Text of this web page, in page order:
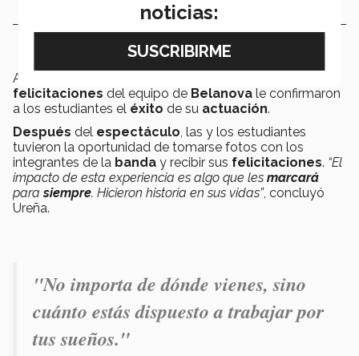
Al final de la
felicitaciones del equipo de Belanova le confirmaron
a los estudiantes el éxito de su actuación.
Después del espectáculo , las y los estudiantes
tuvieron la oportunidad de tomarse fotos con los
integrantes de la banda y recibir sus felicitaciones. “El
impacto de esta experiencia es algo que les marcará
parasiempre. Hicieron historia en sus vidas”, concluyó
Ureña.
"No importa de dónde vienes, sino
cuánto estás dispuesto a trabajar por
tus sueños."
noticias: